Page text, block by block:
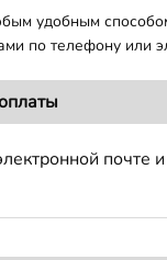
удобным
по телефону или
почте